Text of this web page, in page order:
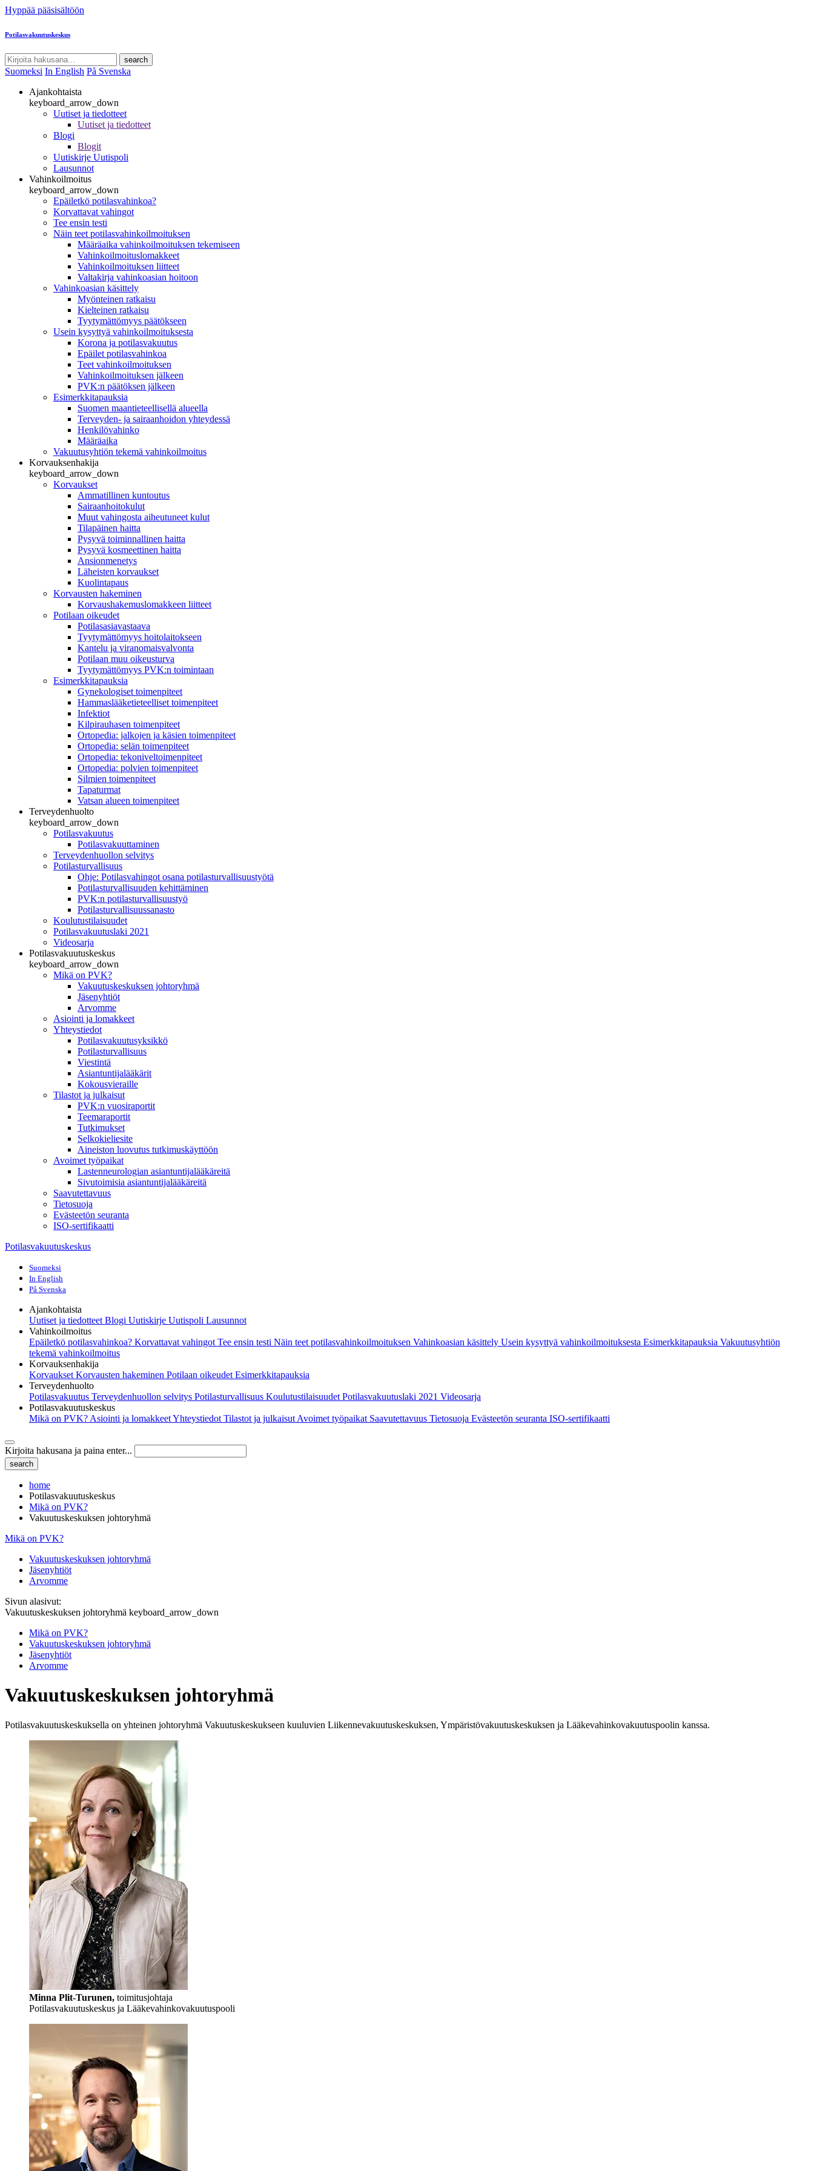
Hyppää pääsisältöön
Potilasvakuutuskeskus
search
Suomeksi In English På Svenska
Ajankohtaista
keyboard_arrow_down
Uutiset ja tiedotteet
Uutiset ja tiedotteet
Blogi
Blogit
Uutiskirje Uutispoli
Lausunnot
Vahinkoilmoitus
keyboard_arrow_down
Epäiletkö potilasvahinkoa?
Korvattavat vahingot
Tee ensin testi
Näin teet potilasvahinkoilmoituksen
Määräaika vahinkoilmoituksen tekemiseen
Vahinkoilmoituslomakkeet
Vahinkoilmoituksen liitteet
Valtakirja vahinkoasian hoitoon
Vahinkoasian käsittely
Myönteinen ratkaisu
Kielteinen ratkaisu
Tyytymättömyys päätökseen
Usein kysyttyä vahinkoilmoituksesta
Korona ja potilasvakuutus
Epäilet potilasvahinkoa
Teet vahinkoilmoituksen
Vahinkoilmoituksen jälkeen
PVK:n päätöksen jälkeen
Esimerkkitapauksia
Suomen maantieteellisellä alueella
Terveyden- ja sairaanhoidon yhteydessä
Henkilövahinko
Määräaika
Vakuutusyhtiön tekemä vahinkoilmoitus
Korvauksenhakija
keyboard_arrow_down
Korvaukset
Ammatillinen kuntoutus
Sairaanhoitokulut
Muut vahingosta aiheutuneet kulut
Tilapäinen haitta
Pysyvä toiminnallinen haitta
Pysyvä kosmeettinen haitta
Ansionmenetys
Läheisten korvaukset
Kuolintapaus
Korvausten hakeminen
Korvaushakemuslomakkeen liitteet
Potilaan oikeudet
Potilasasiavastaava
Tyytymättömyys hoitolaitokseen
Kantelu ja viranomaisvalvonta
Potilaan muu oikeusturva
Tyytymättömyys PVK:n toimintaan
Esimerkkitapauksia
Gynekologiset toimenpiteet
Hammaslääketieteelliset toimenpiteet
Infektiot
Kilpirauhasen toimenpiteet
Ortopedia: jalkojen ja käsien toimenpiteet
Ortopedia: selän toimenpiteet
Ortopedia: tekoniveltoimenpiteet
Ortopedia: polvien toimenpiteet
Silmien toimenpiteet
Tapaturmat
Vatsan alueen toimenpiteet
Terveydenhuolto
keyboard_arrow_down
Potilasvakuutus
Potilasvakuuttaminen
Terveydenhuollon selvitys
Potilasturvallisuus
Ohje: Potilasvahingot osana potilasturvallisuustyötä
Potilasturvallisuuden kehittäminen
PVK:n potilasturvallisuustyö
Potilasturvallisuussanasto
Koulutustilaisuudet
Potilasvakuutuslaki 2021
Videosarja
Potilasvakuutuskeskus
keyboard_arrow_down
Mikä on PVK?
Vakuutuskeskuksen johtoryhmä
Jäsenyhtiöt
Arvomme
Asiointi ja lomakkeet
Yhteystiedot
Potilasvakuutusyksikkö
Potilasturvallisuus
Viestintä
Asiantuntijalääkärit
Kokousvieraille
Tilastot ja julkaisut
PVK:n vuosiraportit
Teemaraportit
Tutkimukset
Selkokieliesite
Aineiston luovutus tutkimuskäyttöön
Avoimet työpaikat
Lastenneurologian asiantuntijalääkäreitä
Sivutoimisia asiantuntijalääkäreitä
Saavutettavuus
Tietosuoja
Evästeetön seuranta
ISO-sertifikaatti
Potilasvakuutuskeskus
Suomeksi
In English
På Svenska
Ajankohtaista
Uutiset ja tiedotteet Blogi Uutiskirje Uutispoli Lausunnot
Vahinkoilmoitus
Epäiletkö potilasvahinkoa? Korvattavat vahingot Tee ensin testi Näin teet potilasvahinkoilmoituksen Vahinkoasian käsittely Usein kysyttyä vahinkoilmoituksesta Esimerkkitapauksia Vakuutusyhtiön
tekemä vahinkoilmoitus
Korvauksenhakija
Korvaukset Korvausten hakeminen Potilaan oikeudet Esimerkkitapauksia
Terveydenhuolto
Potilasvakuutus Terveydenhuollon selvitys Potilasturvallisuus Koulutustilaisuudet Potilasvakuutuslaki 2021 Videosarja
Potilasvakuutuskeskus
Mikä on PVK? Asiointi ja lomakkeetYhteystiedot Tilastot ja julkaisut Avoimet työpaikat Saavutettavuus Tietosuoja Evästeetön seuranta ISO-sertifikaatti
Kirjoita hakusana ja paina enter...
home
Potilasvakuutuskeskus
Mikä on PVK?
Vakuutuskeskuksen johtoryhmä
Mikä on PVK?
Vakuutuskeskuksen johtoryhmä
Jäsenyhtiöt
Arvomme
Sivun alasivut:
Vakuutuskeskuksen johtoryhmä keyboard_arrow_down
Mikä on PVK?
Vakuutuskeskuksen johtoryhmä
Jäsenyhtiöt
Arvomme
Vakuutuskeskuksen johtoryhmä
Potilasvakuutuskeskuksella on yhteinen johtoryhmä Vakuutuskeskukseen kuuluvien Liikennevakuutuskeskuksen, Ympäristövakuutuskeskuksen ja Lääkevahinkovakuutuspoolin kanssa.
Minna Plit-Turunen, toimitusjohtaja
Potilasvakuutuskeskus ja Lääkevahinkovakuutuspooli